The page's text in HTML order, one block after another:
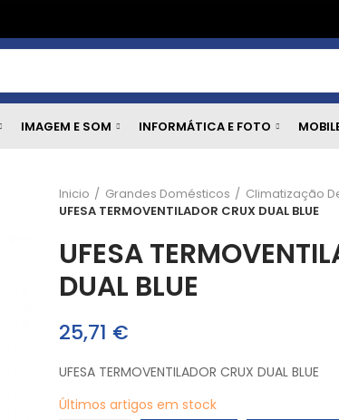
IMAGEM E SOM INFORMÁTICA E FOTO
Inicio Grandes Domésticos
Climatização
UFESA TERMOVENTILADOR CRUX DUAL BLUE
UFESA
DUAL BLUE
25,71 €
UFESA TERMOVENTILADOR CRUX DUAL BLUE
Últimos artigos em stock